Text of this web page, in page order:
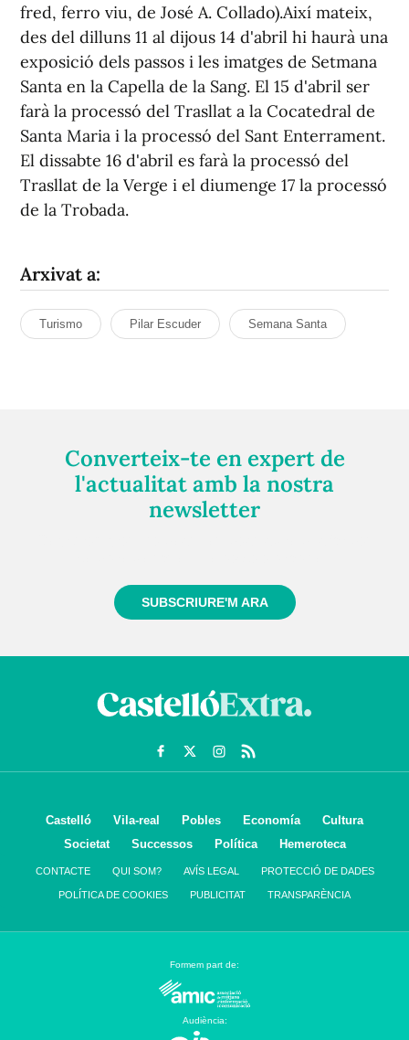
fred, ferro viu, de José A. Collado).Així mateix,
des del dilluns 11 al dijous 14 d'abril hi haurà una
exposició dels passos i les imatges de Setmana
Santa en la Capella de la Sang. El 15 d'abril ser
farà la processó del Trasllat a la Cocatedral de
Santa Maria i la processó del Sant Enterrament.
El dissabte 16 d'abril es farà la processó del
Trasllat de la Verge i el diumenge 17 la processó
de la Trobada.
Arxivat a:
Turismo Pilar Escuder Semana Santa
Converteix-te en expert de
l'actualitat amb la nostra
newsletter
SUBSCRIURE'M ARA
Castelló Vila-real Pobles Economía
Cultura
Societat
Successos Política Hemeroteca
CONTACTE QUI SOM? AVÍS LEGAL PROTECCIÓ DE DADES
POLÍTICA DE COOKIES PUBLICITAT TRANSPARÈNCIA
Formem part de:
Audiència: